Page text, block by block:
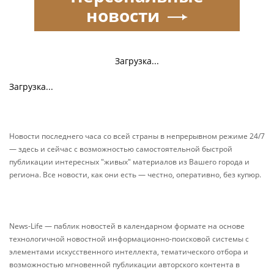
Загрузка...
Загрузка...
новости
Новости последнего часа со всей страны в непрерывном режиме 24/7
— здесь и сейчас с возможностью самостоятельной быстрой
публикации интересных "живых" материалов из Вашего города и
региона. Все новости, как они есть — честно, оперативно, без купюр.
News-Life — паблик новостей в календарном формате на основе
технологичной новостной информационно-поисковой системы с
элементами искусственного интеллекта, тематического отбора и
возможностью мгновенной публикации авторского контента в